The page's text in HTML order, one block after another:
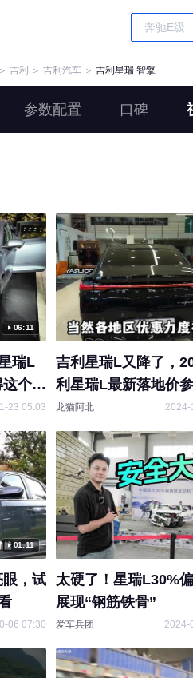
＞ 吉利 ＞ 吉利汽车 ＞ 吉利星瑞 智擎
参数配置 口碑
06:11
瑞L
个价
23 05:03
吉利星瑞L又降了，
利星瑞L最新落地价
龙猫阿北 2024-
01:11
，试
06 07:30
太硬了！星瑞L30%
展现“钢筋铁骨”
爱车兵团 2024-